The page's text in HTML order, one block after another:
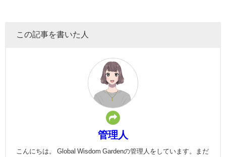
この記事を書いた人
管理人
こんにちは。 Global Wisdom Gardenの管理人をしています。まだ